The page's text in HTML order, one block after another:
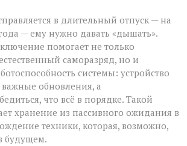
в длительный отпуск — на
— ему нужно давать «дышать».
помогает не только
саморазряд, но и
системы: устройство
обновления, а
что всё в порядке. Такой
хранение из пассивного ожидания в
техники, которая, возможно,
будущем.